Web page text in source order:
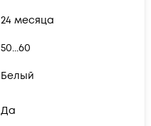
24 месяца
50...60
Белый
Да